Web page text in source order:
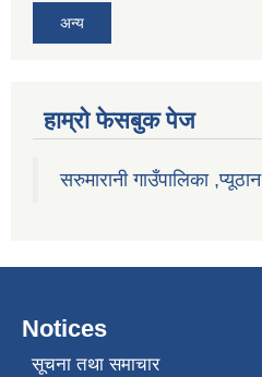
अन्य
हाम्राे फेसबुक पेज
सरुमारानी गाउँपालिका ,प्यूठान
Notices
सूचना तथा समाचार